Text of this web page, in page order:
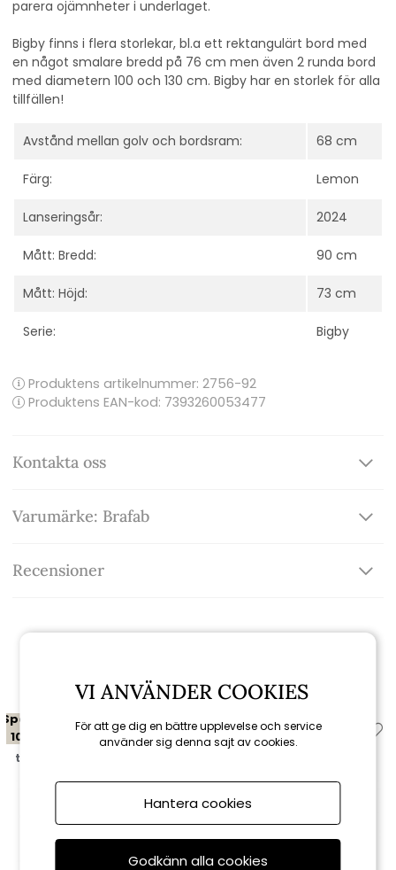
parera ojämnheter i underlaget.
Bigby finns i flera storlekar, bl.a ett rektangulärt bord med
en något smalare bredd på 76 cm men även 2 runda bord
med diametern 100 och 130 cm. Bigby har en storlek för alla
tillfällen!
Avstånd mellan golv och bordsram: 68 cm
Färg: Lemon
Lanseringsår: 2024
Mått: Bredd: 90 cm
Mått: Höjd: 73 cm
Serie: Bigby
Produktens artikelnummer: 2756-92
Produktens EAN-kod: 7393260053477
Kontakta oss
Varumärke: Brafab
Recensioner
Spara
10%
till 16/8
Spara
10%
VI ANVÄNDER COOKIES
För att ge dig en bättre upplevelse och service
använder sig denna sajt av cookies.
Hantera cookies
Godkänn alla cookies